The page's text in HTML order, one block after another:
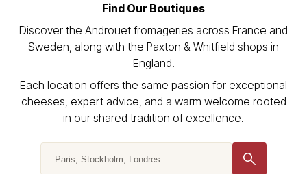
Find Our Boutiques
Discover the Androuet fromageries across France and
Sweden, along with the Paxton & Whitfield shops in
England.
Each location offers the same passion for exceptional
cheeses, expert advice, and a warm welcome rooted
in our shared tradition of excellence.